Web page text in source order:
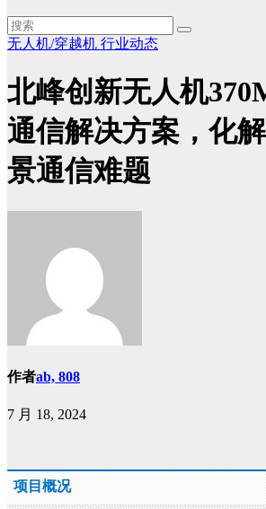
无人机/穿越机 行业动态
北峰创新无人机
通信解决方案，化
景通信难题
作者ab, 808
7 月 18, 2024
项目概况